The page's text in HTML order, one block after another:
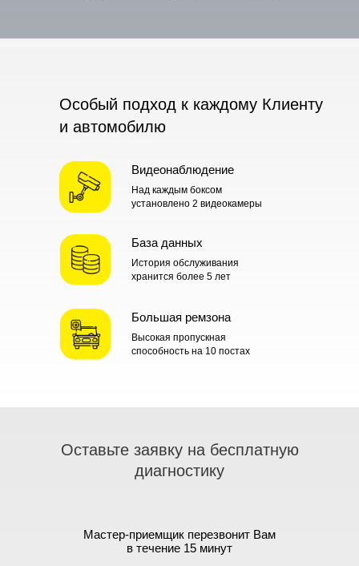
ТО Минимальное
Особый подход к каждому Клиенту
и автомобилю
Видеонаблюдение
Над каждым боксом
установлено 2 видеокамеры
База данных
История обслуживания
хранится более 5 лет
Большая ремзона
Высокая пропускная
способность на 10 постах
Оставьте заявку на бесплатную
диагностику
Мастер-приемщик перезвонит Вам
в течение 15 минут